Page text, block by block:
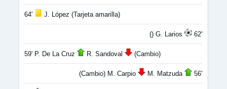
64' J. López (Tarjeta amarilla)
() G. Larios 62'
59' P. De La Cruz R. Sandoval (Cambio)
(Cambio) M. Carpio M. Matzuda 56'